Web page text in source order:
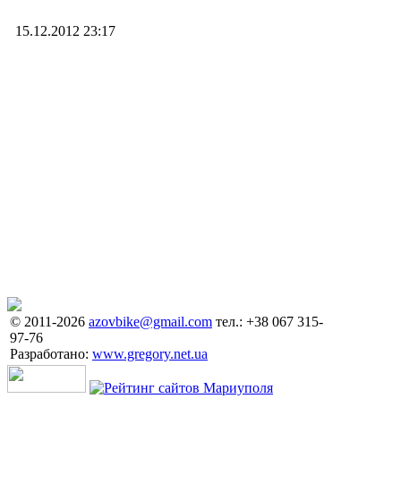
15.12.2012 23:17
© 2011-2026 azovbike@gmail.com тел.: +38 067 315-
97-76
Разработано: www.gregory.net.ua